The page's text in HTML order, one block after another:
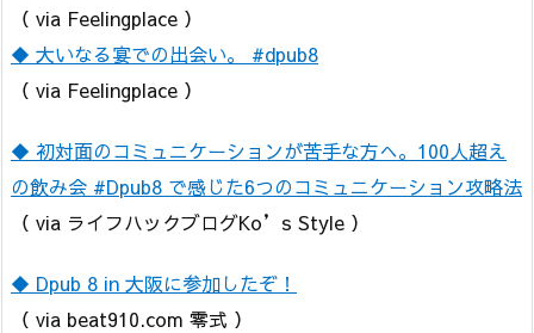
（ via Feelingplace ）
◆ 大いなる宴での出会い。 #dpub8
（ via Feelingplace ）
◆ 初対面のコミュニケーションが苦手な方へ。100人超え
の飲み会 #Dpub8 で感じた6つのコミュニケーション攻略法
（ via ライフハックブログKo’s Style ）
◆ Dpub 8 in 大阪に参加したぞ！
（ via beat910.com 零式 ）